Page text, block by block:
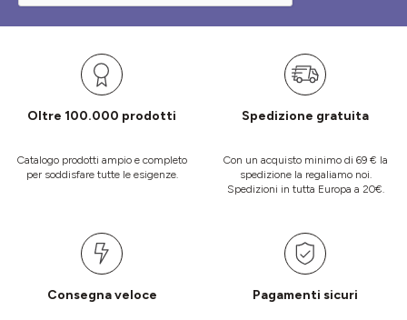
Oltre 100.000 prodotti
Catalogo prodotti ampio e completo
per soddisfare tutte le esigenze.
Spedizione gratuita
Con un acquisto minimo di 69 € la
spedizione la regaliamo noi.
Spedizioni in tutta Europa a 20€.
Consegna veloce Pagamenti sicuri